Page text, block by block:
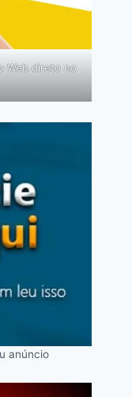
Web direto no
anúncio